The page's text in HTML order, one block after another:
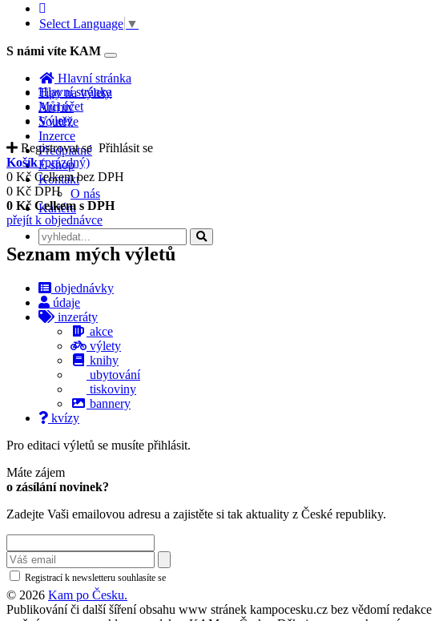
Select Language ▼
S námi víte KAM
Toggle
navigation
Hlavní stránka
Tipy na výlety
Archiv
Soutěže
Inzerce
Předplatné
E-shop
Kontakt
O nás
Kariéra
Hlavní stránka
Můj účet
Výlety
Registrovat se Přihlásit se
Košík (prázdný)
0 Kč Celkem bez DPH
0 Kč DPH
0 Kč Celkem s DPH
přejít k objednávce
Seznam mých výletů
objednávky
údaje
inzeráty
akce
výlety
knihy
ubytování
tiskoviny
bannery
kvízy
Pro editaci výletů se musíte přihlásit.
Máte zájem
o zásílání novinek?
Zadejte Vaši emailovou adresu a zajistěte si tak aktuality z České republiky.
Registrací k newsletteru souhlasíte se
© 2026 Kam po Česku.
Publikování či další šíření obsahu www stránek kampocesku.cz bez vědomí